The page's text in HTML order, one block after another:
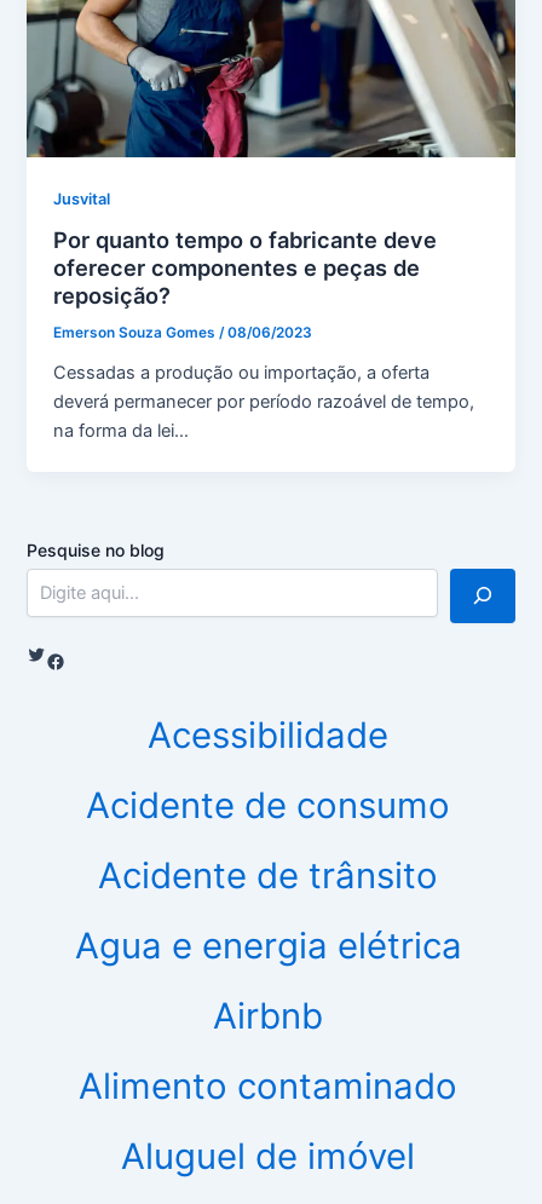
Jusvital
Por quanto tempo o fabricante deve
oferecer componentes e peças de
reposição?
Emerson Souza Gomes/08/06/2023
Cessadas a produção ou importação, a oferta
deverá permanecer por período razoável de tempo,
na forma da lei…
Pesquise no blog
Twitter Facebook
Acessibilidade
Acidente de consumo
Acidente de trânsito
Agua e energia elétrica
Airbnb
Alimento contaminado
Aluguel de imóvel